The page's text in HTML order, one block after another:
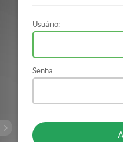
Usuário:
Senha: